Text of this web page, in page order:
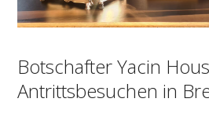
Botschafter Yacin
Antrittsbesuchen in